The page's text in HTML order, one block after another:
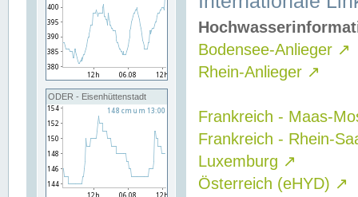
ODER - Eisenhüttenstadt
Bodensee-Anlieger ↗
Rhein-Anlieger ↗
Frankreich - Maas-
Frankreich - Rhein-
Luxemburg ↗
Österreich (eHYD) ↗